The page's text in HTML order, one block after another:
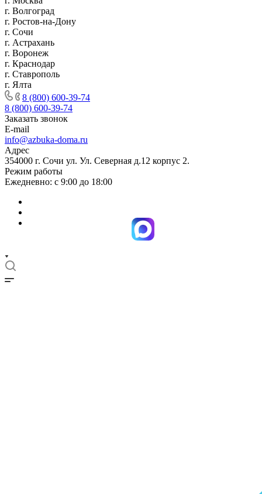
г. Волгоград
г. Ростов-на-Дону
г. Сочи
г. Астрахань
г. Воронеж
г. Краснодар
г. Ставрополь
г. Ялта
8 (800) 600-39-74
8 (800) 600-39-74
Заказать звонок
E-mail
info@azbuka-doma.ru
Адрес
354000 г. Сочи ул. Ул. Северная д.12 корпус 2.
Режим работы
Ежедневно: с 9:00 до 18:00